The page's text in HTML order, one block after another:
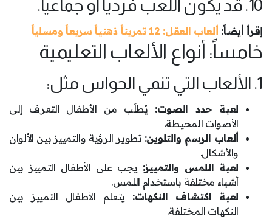
10. قد يكون اللعب فردياً أو جماعياً.
إقرأ أيضاً: ألعاب العقل: 12 تمريناً ذهنياً سريعاً ومسلياً
خامساً: أنواع الألعاب التعليمية
1. الألعاب التي تنمي الحواس مثل:
لعبة حدد الصوت: يُطلَب من الأطفال التعرف إلى
الأصوات المحيطة.
ألعاب الرسم والتلوين: تطوير الرؤية والتمييز بين الألوان
والأشكال.
لعبة اللمس والتمييز: يجب على الأطفال التمييز بين
أشياء مختلفة باستخدام اللمس.
لعبة اكتشاف النكهات: يتعلم الأطفال التمييز بين
النكهات المختلفة.